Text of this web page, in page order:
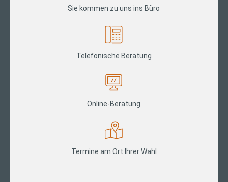
Sie kommen zu uns ins Büro
Telefonische Beratung
Online-Beratung
Termine am Ort Ihrer Wahl